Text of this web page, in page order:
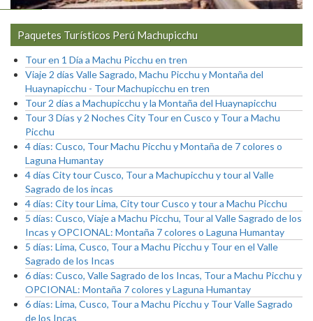
Paquetes Turísticos Perú Machupicchu
Tour en 1 Día a Machu Picchu en tren
Viaje 2 días Valle Sagrado, Machu Picchu y Montaña del
Huaynapicchu - Tour Machupicchu en tren
Tour 2 días a Machupicchu y la Montaña del Huaynapicchu
Tour 3 Días y 2 Noches City Tour en Cusco y Tour a Machu
Picchu
4 días: Cusco, Tour Machu Picchu y Montaña de 7 colores o
Laguna Humantay
4 días City tour Cusco, Tour a Machupicchu y tour al Valle
Sagrado de los incas
4 días: City tour Lima, City tour Cusco y tour a Machu Picchu
5 días: Cusco, Viaje a Machu Picchu, Tour al Valle Sagrado de los
Incas y OPCIONAL: Montaña 7 colores o Laguna Humantay
5 días: Lima, Cusco, Tour a Machu Picchu y Tour en el Valle
Sagrado de los Incas
6 días: Cusco, Valle Sagrado de los Incas, Tour a Machu Picchu y
OPCIONAL: Montaña 7 colores y Laguna Humantay
6 días: Lima, Cusco, Tour a Machu Picchu y Tour Valle Sagrado
de los Incas